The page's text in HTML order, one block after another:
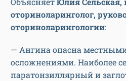
оториноларинголог,
оториноларингологии:
— Ангина опасна
осложнениями. Наиболее
паратонзиллярный и